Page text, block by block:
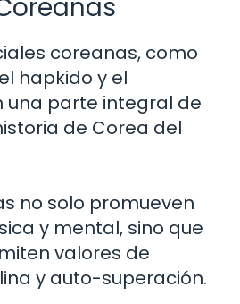
coreanas, como
hapkido y el
una parte integral de
de Corea del
no solo promueven
y mental, sino que
valores de
y auto-superación.